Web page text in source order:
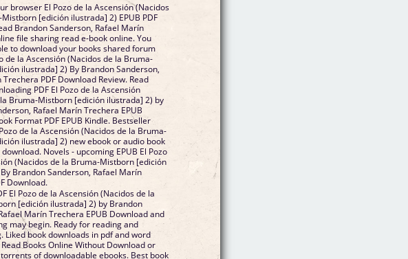
browser El Pozo de la Ascensión (Nacidos
[edición ilustrada] 2) EPUB PDF
Brandon Sanderson, Rafael Marín
file sharing read e-book online. You
to download your books shared forum
de la Ascensión (Nacidos de la Bruma-
ilustrada] 2) By Brandon Sanderson,
PDF Download Review. Read
PDF El Pozo de la Ascensión
Bruma-Mistborn [edición ilustrada] 2) by
Rafael Marín Trechera EPUB
Format PDF EPUB Kindle. Bestseller
de la Ascensión (Nacidos de la Bruma-
ilustrada] 2) new ebook or audio book
Novels - upcoming EPUB El Pozo
(Nacidos de la Bruma-Mistborn [edición
Brandon Sanderson, Rafael Marín
Download.
El Pozo de la Ascensión (Nacidos de la
[edición ilustrada] 2) by Brandon
Marín Trechera EPUB Download and
may begin. Ready for reading and
Liked book downloads in pdf and word
Books Online Without Download or
of downloadable ebooks. Best book